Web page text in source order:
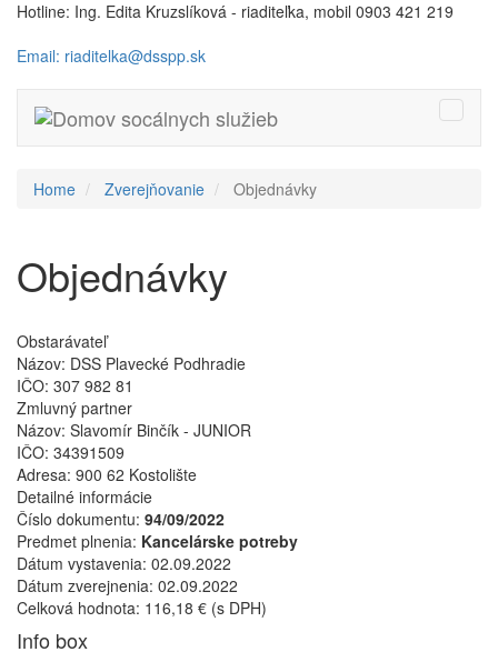
Hotline: Ing. Edita Kruzslíková - riaditeľka, mobil 0903 421 219
Email: riaditelka@dsspp.sk
Toggle
Home Zverejňovanie Objednávky
Objednávky
Obstarávateľ
Názov: DSS Plavecké Podhradie
IČO: 307 982 81
Zmluvný partner
Názov: Slavomír Binčík - JUNIOR
IČO: 34391509
Adresa: 900 62 Kostolište
Detailné informácie
Číslo dokumentu: 94/09/2022
Predmet plnenia: Kancelárske potreby
Dátum vystavenia: 02.09.2022
Dátum zverejnenia: 02.09.2022
Celková hodnota: 116,18 € (s DPH)
Info box